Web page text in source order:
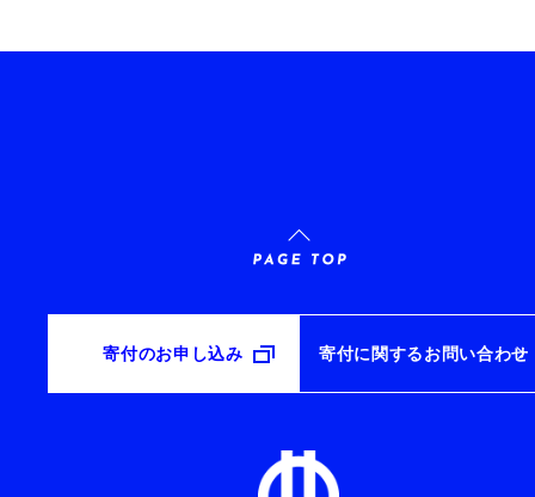
寄付のお申し込み 寄付に関するお問い合わせ